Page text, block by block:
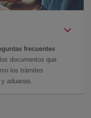
frecuentes
documentos que
los trámites
aduanas.